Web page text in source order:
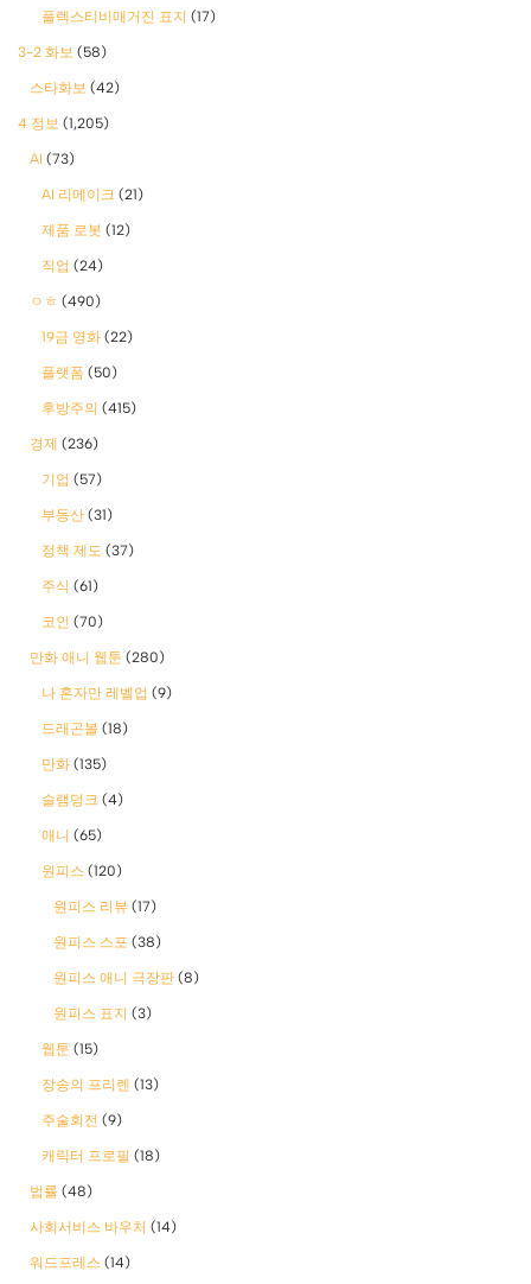
플렉스티비매거진 표지 (17)
3-2 화보 (58)
스타화보 (42)
4 정보 (1,205)
AI (73)
AI 리메이크 (21)
제품 로봇 (12)
직업 (24)
ㅇㅎ (490)
19금 영화 (22)
플랫폼 (50)
후방주의 (415)
경제 (236)
기업 (57)
부동산 (31)
정책 제도 (37)
주식 (61)
코인 (70)
만화 애니 웹툰 (280)
나 혼자만 레벨업 (9)
드래곤볼 (18)
만화 (135)
슬램덩크 (4)
애니 (65)
원피스 (120)
원피스 리뷰 (17)
원피스 스포 (38)
원피스 애니 극장판 (8)
원피스 표지 (3)
웹툰 (15)
장송의 프리렌 (13)
주술회전 (9)
캐릭터 프로필 (18)
법률 (48)
사회서비스 바우처 (14)
워드프레스 (14)